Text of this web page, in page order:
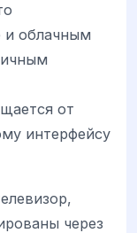
и облачным
от
интерфейсу
через